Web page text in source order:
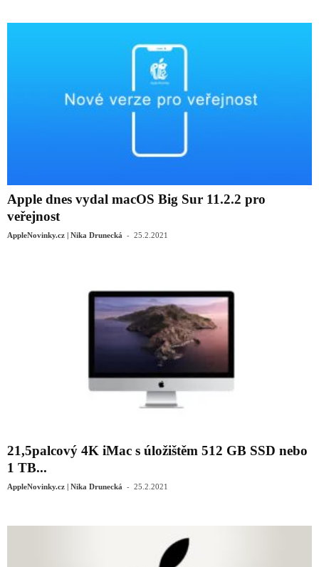
Apple dnes vydal macOS Big Sur 11.2.2 pro
veřejnost
AppleNovinky.cz | Nika Drunecká - 25.2.2021
21,5palcový 4K iMac s úložištěm 512 GB SSD nebo
1 TB...
AppleNovinky.cz | Nika Drunecká - 25.2.2021